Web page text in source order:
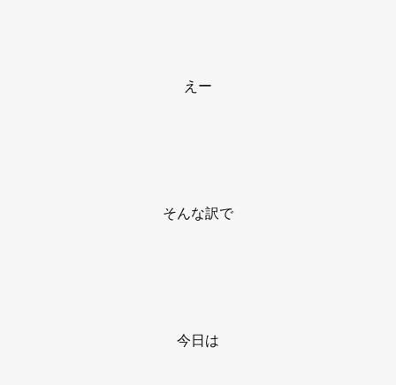
えー
そんな訳で
今日は